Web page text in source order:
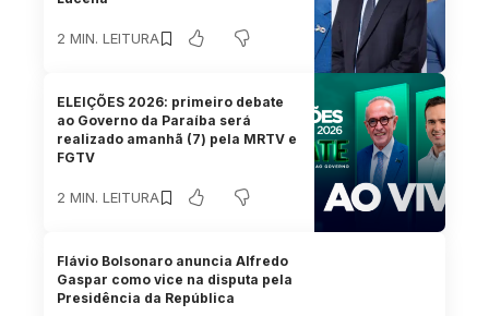
2 MIN. LEITURA
ELEIÇÕES 2026: primeiro debate
ao Governo da Paraíba será
realizado amanhã (7) pela MRTV e
FGTV
2 MIN. LEITURA
Flávio Bolsonaro anuncia Alfredo
Gaspar como vice na disputa pela
Presidência da República